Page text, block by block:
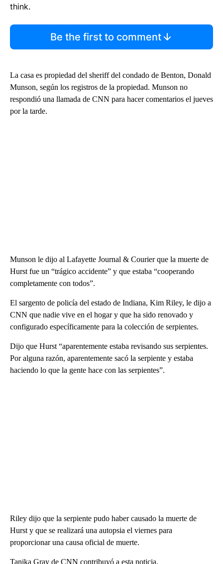
think.
Be the first to comment
La casa es propiedad del sheriff del condado de Benton, Donald
Munson, según los registros de la propiedad. Munson no
respondió una llamada de CNN para hacer comentarios el jueves
por la tarde.
Munson le dijo al Lafayette Journal & Courier que la muerte de
Hurst fue un “trágico accidente” y que estaba “cooperando
completamente con todos”.
El sargento de policía del estado de Indiana, Kim Riley, le dijo a
CNN que nadie vive en el hogar y que ha sido renovado y
configurado específicamente para la colección de serpientes.
Dijo que Hurst “aparentemente estaba revisando sus serpientes.
Por alguna razón, aparentemente sacó la serpiente y estaba
haciendo lo que la gente hace con las serpientes”.
Riley dijo que la serpiente pudo haber causado la muerte de
Hurst y que se realizará una autopsia el viernes para
proporcionar una causa oficial de muerte.
Tanika Gray de CNN contribuyó a esta noticia.